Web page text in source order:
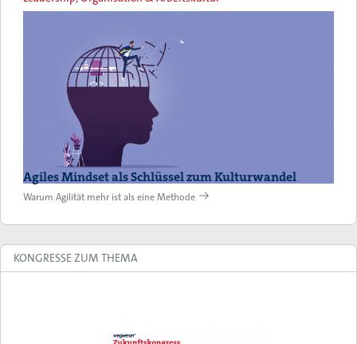
Agiles Mindset als Schlüssel zum Kulturwandel
Warum Agilität mehr ist als eine Methode
KONGRESSE ZUM THEMA